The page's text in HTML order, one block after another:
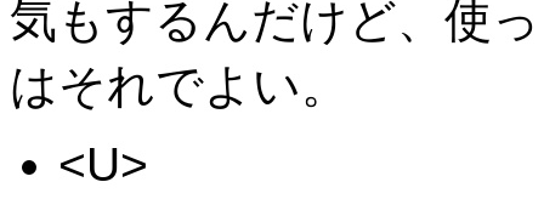
気もするんだけど、使
はそれでよい。
<U>